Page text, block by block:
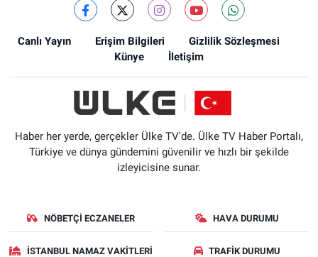
Canlı Yayın Erişim Bilgileri
Gizlilik Sözleşmesi
Künye
İletişim
Haber her yerde, gerçekler Ülke TV'de. Ülke TV Haber Portalı,
Türkiye ve dünya gündemini güvenilir ve hızlı bir şekilde
izleyicisine sunar.
NÖBETÇI ECZANELER HAVA DURUMU
İSTANBUL NAMAZ VAKITLERI TRAFIK DURUMU